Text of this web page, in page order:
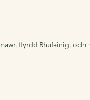
ffyrdd Rhufeinig,